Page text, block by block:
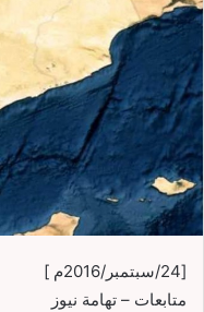
[24/سبتمبر/2016م ]
متابعات – تهامة نيوز